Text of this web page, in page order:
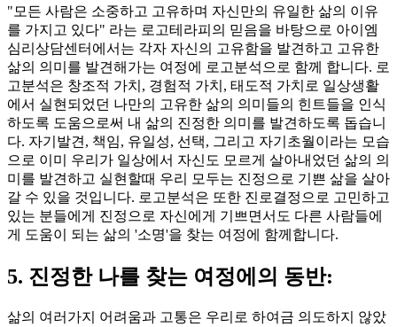
"모든 사람은 소중하고 고유하며 자신만의 유일한 삶의 이유
를 가지고 있다" 라는 로고테라피의 믿음을 바탕으로 아이엠
심리상담센터에서는 각자 자신의 고유함을 발견하고 고유한
삶의 의미를 발견해가는 여정에 로고분석으로 함께 합니다. 로
고분석은 창조적 가치, 경험적 가치, 태도적 가치로 일상생활
에서 실현되었던 나만의 고유한 삶의 의미들의 힌트들을 인식
하도록 도움으로써 내 삶의 진정한 의미를 발견하도록 돕습니
다. 자기발견, 책임, 유일성, 선택, 그리고 자기초월이라는 모습
으로 이미 우리가 일상에서 자신도 모르게 살아내었던 삶의 의
미를 발견하고 실현할때 우리 모두는 진정으로 기쁜 삶을 살아
갈 수 있을 것입니다. 로고분석은 또한 진로결정으로 고민하고
있는 분들에게 진정으로 자신에게 기쁘면서도 다른 사람들에
게 도움이 되는 삶의 '소명'을 찾는 여정에 함께합니다.
5. 진정한 나를 찾는 여정에의 동반:
삶의 여러가지 어려움과 고통은 우리로 하여금 의도하지 않았